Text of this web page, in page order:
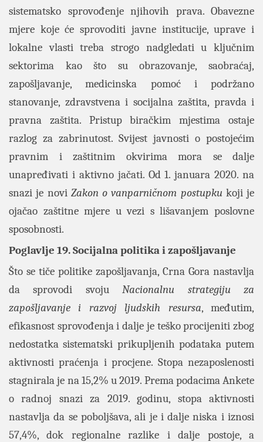
sistematsko sprovođenje njihovih prava. Obavezne
mjere koje će sprovoditi javne institucije, uprave i
lokalne vlasti treba strogo nadgledati u ključnim
sektorima kao što su obrazovanje, saobraćaj,
zapošljavanje, medicinska pomoć i podržano
stanovanje, zdravstvena i socijalna zaštita, pravda i
pravna zaštita. Pristup biračkim mjestima ostaje
razlog za zabrinutost. Svijest javnosti o postojećim
pravnim i zaštitnim okvirima mora se dalje
unapređivati i aktivno jačati. Od 1. januara 2020. na
snazi je novi Zakon o vanparničnom postupkukoji je
ojačao zaštitne mjere u vezi s lišavanjem poslovne
sposobnosti.
Poglavlje 19. Socijalna politika i zapošljavanje
Što se tiče politike zapošljavanja, Crna Gora nastavlja
da sprovodi svojuNacionalnu strategiju za
zapošljavanje i razvoj ljudskih resursa, međutim,
efikasnost sprovođenja i dalje je teško procijeniti zbog
nedostatka sistematski prikupljenih podataka putem
aktivnosti praćenja i procjene. Stopa nezaposlenosti
stagnirala je na 15,2% u 2019. Prema podacima Ankete
o radnoj snazi za 2019. godinu, stopa aktivnosti
nastavlja da se poboljšava, ali je i dalje niska i iznosi
57,4%, dok regionalne razlike i dalje postoje, a